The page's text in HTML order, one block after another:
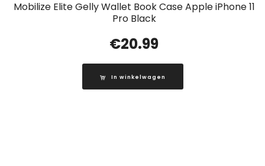
Mobilize Elite Gelly Wallet Book Case Apple iPhone 11
Pro Black
€20.99
In winkelwagen